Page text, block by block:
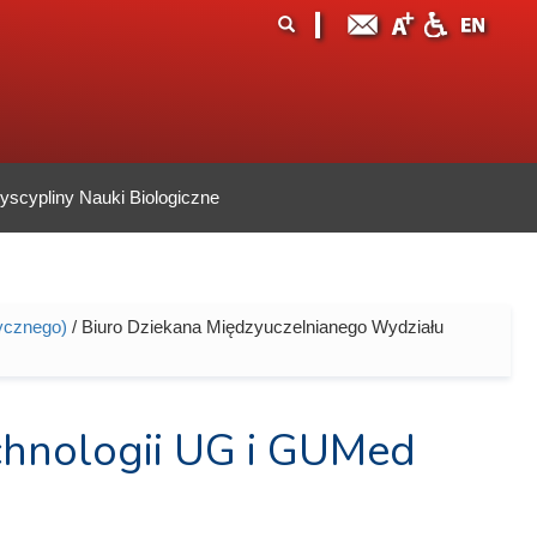
Nauki Biologiczne
/ Biuro Dziekana Międzyuczelnianego Wydziału
UG i GUMed